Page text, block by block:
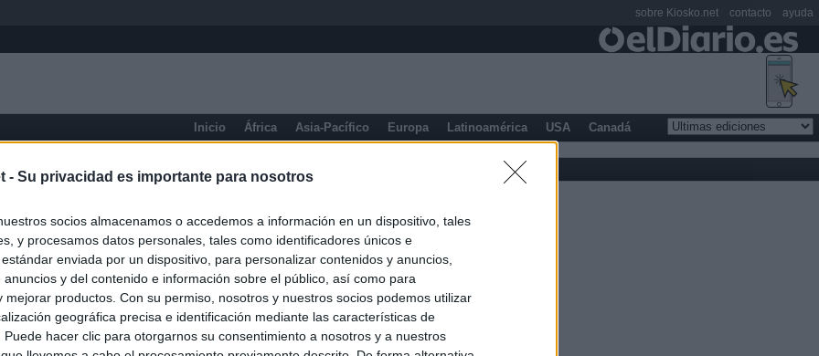
- Su privacidad es importante para nosotros
socios almacenamos o accedemos a información en un dispositivo, tales
y procesamos datos personales, tales como identificadores únicos e
enviada por un dispositivo, para personalizar contenidos y anuncios,
anuncios y del contenido e información sobre el público, así como para
mejorar productos. Con su permiso, nosotros y nuestros socios podemos utilizar
geográfica precisa e identificación mediante las características de
Puede hacer clic para otorgarnos su consentimiento a nosotros y a nuestros
Inicio África Asia-Pacífico Europa Latinoamérica USA Canadá
sobre Kiosko.net contacto ayuda